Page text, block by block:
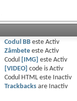
Codul BBeste Activ
Zâmbeteeste Activ
Codul
[IMG] este Activ
[VIDEO]
code is Activ
Codul HTML este
Inactiv
Trackbacksare
Inactiv